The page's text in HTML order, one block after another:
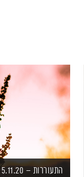
התעוררות – 5.11.20